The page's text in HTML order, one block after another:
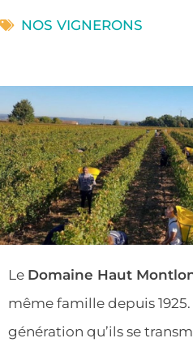
NOS VIGNERONS
Le Domaine Haut
même famille depuis
génération qu’ils se